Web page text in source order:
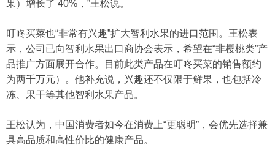
果）增长了 40%，”王松说。
叮咚买菜也“非常有兴趣”扩大智利水果的进口范围。王松表
示，公司已向智利水果出口商协会表示，希望在“非樱桃类”产
品推广方面展开合作。目前此类产品在叮咚买菜的销售额约
为两千万元）。他补充说，兴趣还不仅限于鲜果，也包括冷
冻、果干等其他智利水果产品。
王松认为，中国消费者如今在消费上“更聪明”，会优先选择兼
具高品质和高性价比的健康产品。